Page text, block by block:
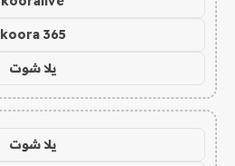
koora 365
يلا شوت
يلا شوت